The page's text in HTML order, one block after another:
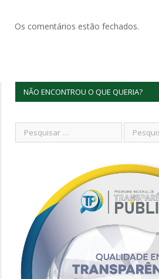
Os comentários estão fechados.
NÃO ENCONTROU O QUE QUERIA?